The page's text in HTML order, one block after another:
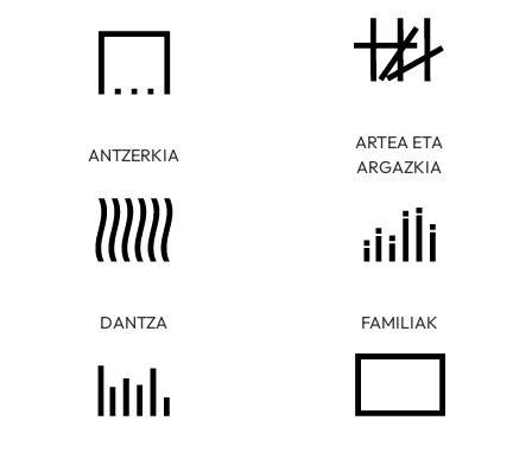
ANTZERKIA
ARTEA ETA
ARGAZKIA
DANTZA FAMILIAK